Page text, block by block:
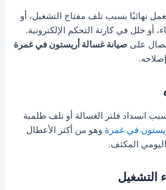
نهائيًا بسبب تلف مفتاح التشغيل، أو
أو خلل في كارتة التحكم الإلكترونية.
علىصيانة غسالة أريستون في غمرة
انسداد فلتر الغسالة أو تلف طلمبة
في غمرة وهو من أكثر الأعطال
المكثف.
التشغيل